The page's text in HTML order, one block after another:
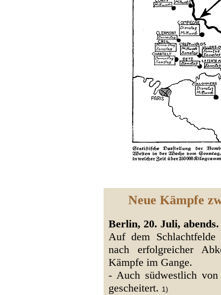
Neue Kämpfe
Berlin, 20. Juli,
Auf dem
nach erfolgreicher
Kämpfe im Gange.
- Auch südwestlich
gescheitert. 1)